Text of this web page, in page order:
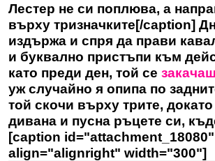
Лестер не си поплюва, а
върху тризначките[/caption]
издържа и спря да прави
и буквално пристъпи към
като преди ден, той се
уж случайно я опипа по
той скочи върху трите, докато
дивана и пусна ръцете си,
[caption id="attachment_18080"
align="alignright" width="300"]